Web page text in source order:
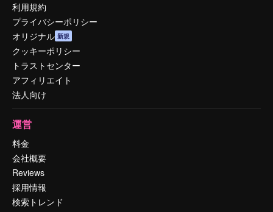
利用規約
プライバシーポリシー
オリジナル 新規
クッキーポリシー
トラストセンター
アフィリエイト
法人向け
運営
料金
会社概要
Reviews
採用情報
検索トレンド